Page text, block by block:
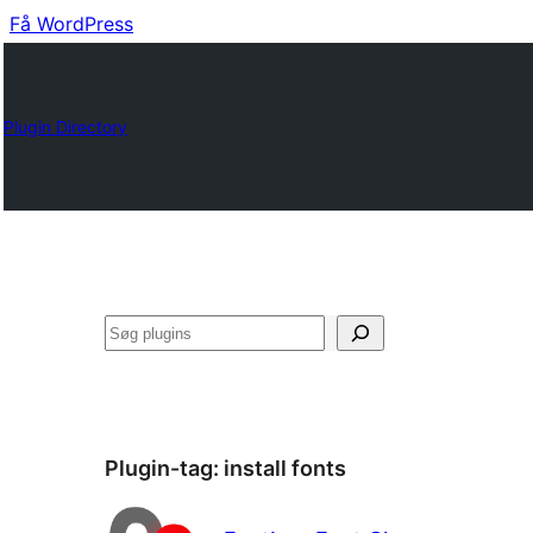
Få WordPress
Plugin Directory
Søg
Plugin-tag: install fonts